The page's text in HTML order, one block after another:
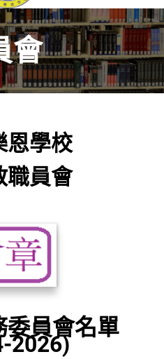
會
恩學校
職員會
委員會名單
2026)